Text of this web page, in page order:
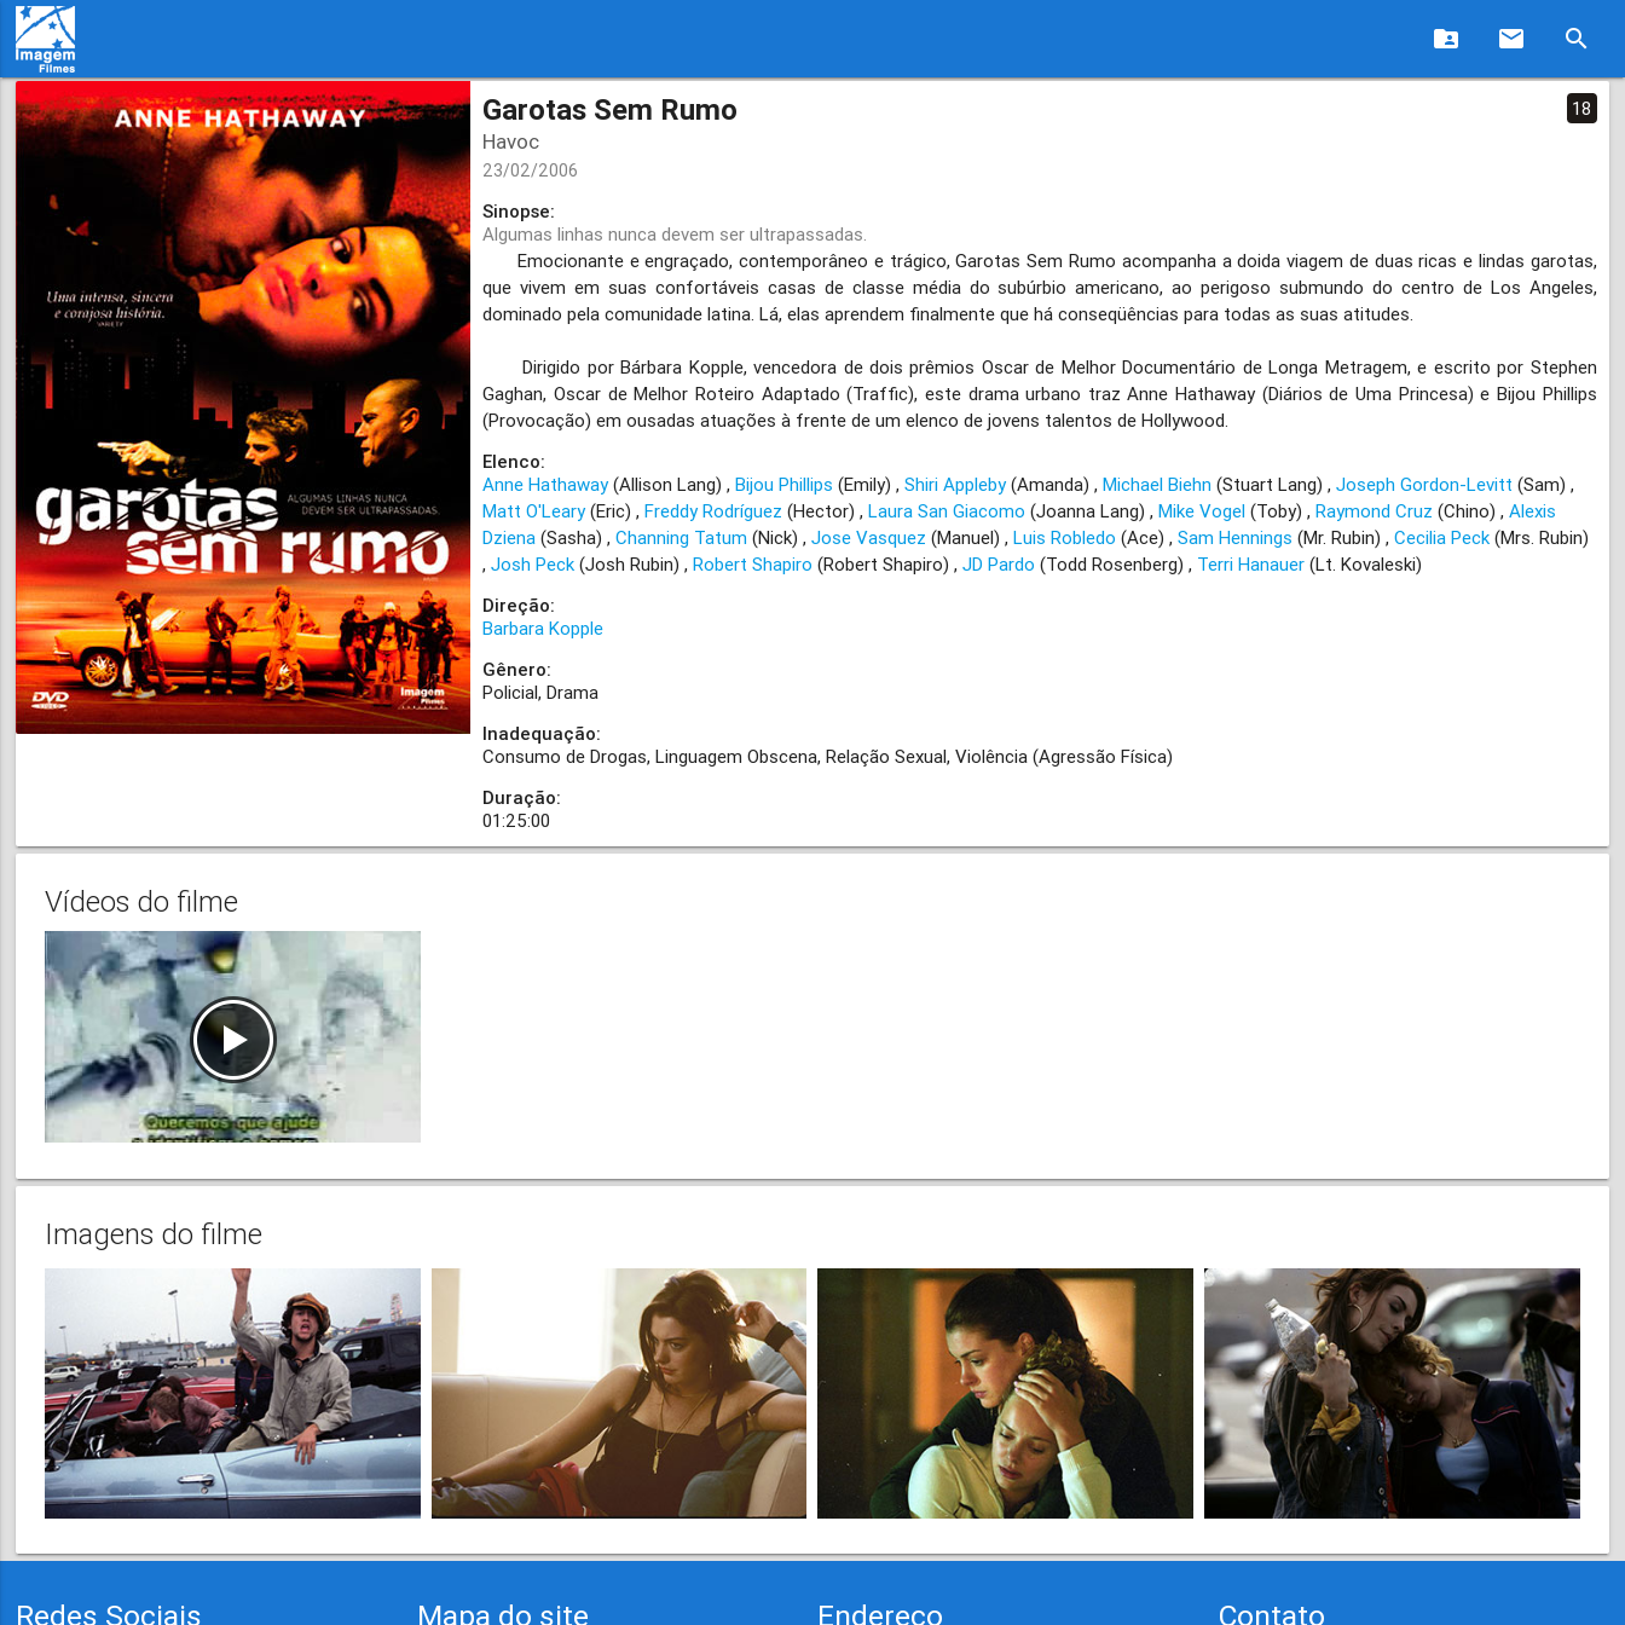
folder_shared email search
Garotas Sem Rumo 18
Havoc
23/02/2006
Sinopse:
Algumas linhas nunca devem ser ultrapassadas.
Emocionante e engraçado, contemporâneo e trágico, Garotas Sem Rumo acompanha a doida viagem de duas ricas e lindas garotas,
que vivem em suas confortáveis casas de classe média do subúrbio americano, ao perigoso submundo do centro de Los Angeles,
dominado pela comunidade latina. Lá, elas aprendem finalmente que há conseqüências para todas as suas atitudes.
Dirigido por Bárbara Kopple, vencedora de dois prêmios Oscar de Melhor Documentário de Longa Metragem, e escrito por Stephen
Gaghan, Oscar de Melhor Roteiro Adaptado (Traffic), este drama urbano traz Anne Hathaway (Diários de Uma Princesa) e Bijou Phillips
(Provocação) em ousadas atuações à frente de um elenco de jovens talentos de Hollywood.
Elenco:
Anne Hathaway(Allison Lang) Bijou Phillips (Emily) Shiri Appleby(Amanda) Michael Biehn (Stuart Lang) Joseph Gordon-Levitt (Sam)
Matt O'Leary(Eric) Freddy Rodríguez (Hector) Laura San Giacomo (Joanna Lang) Mike Vogel (Toby) Raymond Cruz (Chino) Alexis
Dziena (Sasha) Channing Tatum (Nick) Jose Vasquez (Manuel) Luis Robledo (Ace) Sam Hennings (Mr. Rubin) Cecilia Peck (Mrs. Rubin)
Josh Peck (Josh Rubin) Robert Shapiro (Robert Shapiro) JD Pardo (Todd Rosenberg) Terri Hanauer (Lt. Kovaleski)
Direção:
Barbara Kopple
Gênero:
Policial Drama
Inadequação:
Consumo de Drogas Linguagem Obscena Relação Sexual Violência (Agressão Física)
Duração:
01:25:00
Vídeos do filme
Imagens do filme
Redes Sociais Mapa do site Endereço Contato